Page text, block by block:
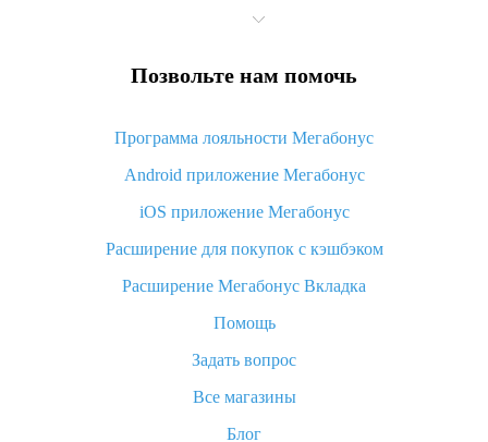
Что значит статус «Заказ закрыт» на Алиэкспресс и что
Что делать, если Алиэкспресс просит ввести паспортные
Как узнать, куда пришла посылка с Алиэкспресс
Вы отменили заказ на Алиэкспресс, когда вернут деньги?
Что такое баллы на Алиэкспресс, как их получить и
«AliExpress Standard Shipping»: что это за метод доставки и
как его отслеживать
Как покупать оптом на Алиэкспресс
Что делать, если не пришел товар с Алиэкспресс
возврата денег
Позвольте нам помочь
Программа лояльности Мегабонус
Android приложение Мегабонус
iOS приложение Мегабонус
Расширение для покупок с кэшбэком
Расширение Мегабонус Вкладка
Помощь
Задать вопрос
Все магазины
Блог